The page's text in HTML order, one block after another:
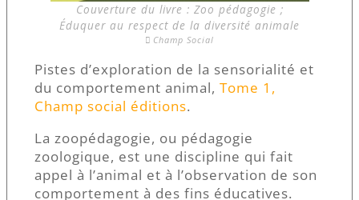
Couverture du livre : Zoo pédagogie ;
Éduquer au respect de la diversité animale
Champ Social
Pistes d’exploration de la sensorialité et
du comportement animal, Tome 1,
Champ social éditions.
La zoopédagogie, ou pédagogie
zoologique, est une discipline qui fait
appel à l’animal et à l’observation de son
comportement à des fins éducatives.